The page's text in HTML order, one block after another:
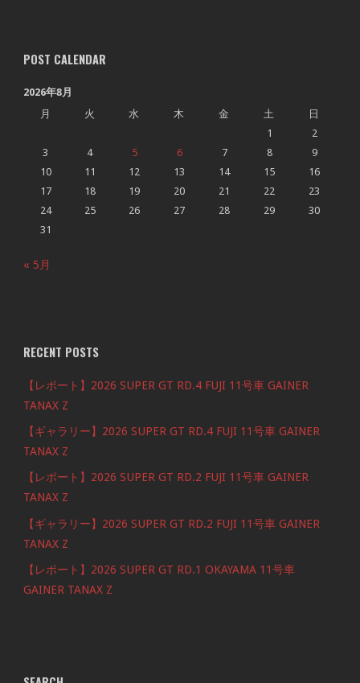
POST CALENDAR
2026年8月
月
火 水 木 金 土
日
1
2
3
4 5 6 7 8
9
10
11 12 13 14 15
16
17
18 19 20 21 22
23
24
25 26 27 28 29
30
31
« 5月
RECENT POSTS
【レポート】2026 SUPER GT RD.4 FUJI 11号車 GAINER
TANAX Z
【ギャラリー】2026 SUPER GT RD.4 FUJI 11号車 GAINER
TANAX Z
【レポート】2026 SUPER GT RD.2 FUJI 11号車 GAINER
TANAX Z
【ギャラリー】2026 SUPER GT RD.2 FUJI 11号車 GAINER
TANAX Z
【レポート】2026 SUPER GT RD.1 OKAYAMA 11号車
GAINER TANAX Z